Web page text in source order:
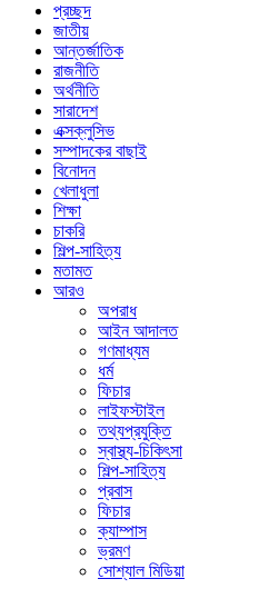
প্রচ্ছদ
জাতীয়
আন্তর্জাতিক
রাজনীতি
অর্থনীতি
সারাদেশ
এক্সক্লুসিভ
সম্পাদকের বাছাই
বিনোদন
খেলাধুলা
শিক্ষা
চাকরি
শিল্প-সাহিত্য
মতামত
আরও
অপরাধ
আইন আদালত
গণমাধ্যম
ধর্ম
ফিচার
লাইফস্টাইল
তথ্যপ্রযুক্তি
স্বাস্থ্য-চিকিৎসা
শিল্প-সাহিত্য
প্রবাস
ফিচার
ক্যাম্পাস
ভ্রমণ
সোশ্যাল মিডিয়া